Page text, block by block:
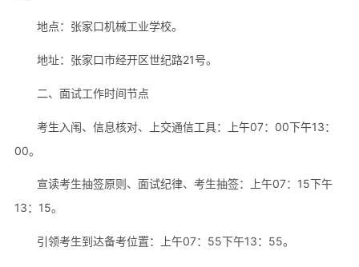
地点：张家口机械工业学校。
地址：张家口市经开区世纪路21号。
二、面试工作时间节点
考生入闱、信息核对、上交通信工具：上午07：00下午13：
00。
宣读考生抽签原则、面试纪律、考生抽签：上午07：15下午
13：15。
引领考生到达备考位置：上午07：55下午13：55。